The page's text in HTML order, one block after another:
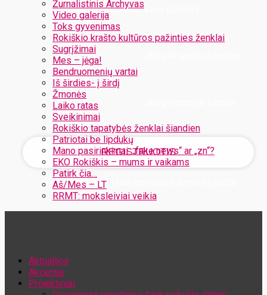
Žurnalistinis Archyvas
Video galerija
Toks gyvenimas
Rokiškio krašto kultūros pažinties ženklai
Sugrįžimai
Mes – jėga!
Bendruomenių vartai
Iš širdies- į širdį
Žmonės
Laiko ratas
Sveikinimai
Rokiškio tapatybės ženklai šiandien
Patriotai be lipdukų
Mano pasirinkimai: „fake news“ ar „zn“?
EKO Rokiškis – mums ir vaikams
Patirk čia…
Aš/Mes – LT
RRMT: moksleiviai veikia
Užregistruokite savo paskyrą
Jūsų slaptažodis bus atsiųstas Jums el. paštu
Aktualijos
Akcentai
Projektiniai